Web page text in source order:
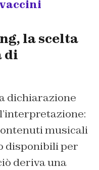
la scelta
di
dichiarazione
musicali
disponibili per
deriva una